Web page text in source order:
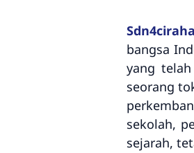
bangsa
yang
seorang
sekolah,
sejarah,